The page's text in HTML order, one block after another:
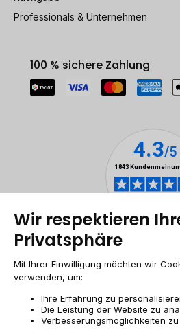
Professionals & Unternehmen
100 % sichere Zahlung
Allgemeine
Personenbezogener daten